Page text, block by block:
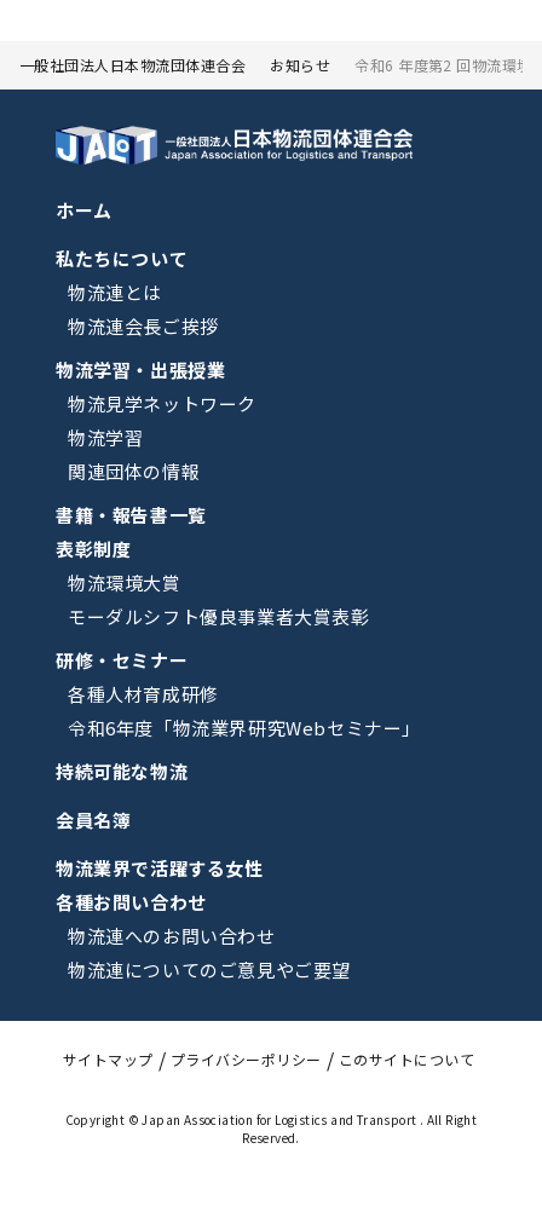
一般社団法人日本物流団体連合会 お知らせ 令和6 年度第2 回物流環境
ホーム
私たちについて
物流連とは
物流連会長ご挨拶
物流学習・出張授業
物流見学ネットワーク
物流学習
関連団体の情報
書籍・報告書一覧
表彰制度
物流環境大賞
モーダルシフト優良事業者大賞表彰
研修・セミナー
各種人材育成研修
令和6年度「物流業界研究Webセミナー」
持続可能な物流
会員名簿
物流業界で活躍する女性
各種お問い合わせ
物流連へのお問い合わせ
物流連についてのご意見やご要望
サイトマップ プライバシーポリシー このサイトについて
Copyright © Japan Association for Logistics and Transport . All Right
Reserved.